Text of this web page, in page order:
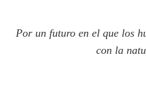
Por un futuro en el que los
con la